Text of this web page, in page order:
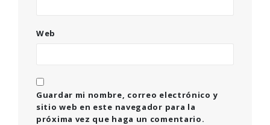
Web
Guardar mi nombre, correo electrónico y
sitio web en este navegador para la
próxima vez que haga un comentario.